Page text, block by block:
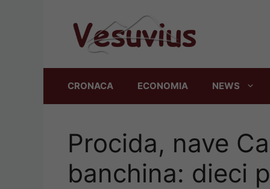
CRONACA ECONOMIA NEWS
Procida, nave
banchina: dieci